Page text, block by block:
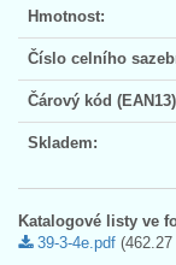
Hmotnost:
Číslo celního
Čárový kód
Skladem:
Katalogové listy ve
39-3-4e.pdf